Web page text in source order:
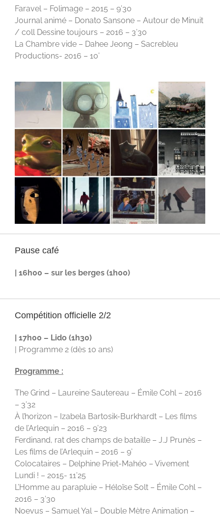
Faravel – Folimage – 2015 – 9’30
Journal animé – Donato Sansone – Autour de Minuit
/ coll Dessine toujours – 2016 – 3’30
La Chambre vide – Dahee Jeong – Sacrebleu
Productions- 2016 – 10’
Pause café
| 16h00 – sur les berges (1h00)
Compétition officielle 2/2
| 17h00 – Lido (1h30)
| Programme 2 (dès 10 ans)
Programme :
The Grind – Laureine Sautereau – Émile Cohl – 2016
– 3’32
À l’horizon – Izabela Bartosik-Burkhardt – Les films
de l’Arlequin – 2016 – 9’23
Ferdinand, rat des champs de bataille – J.J Prunès –
Les films de l’Arlequin – 2016 – 9’
Colocataires – Delphine Priet-Mahéo – Vivement
Lundi ! – 2015- 11’25
L’Homme au parapluie – Héloïse Solt – Émile Cohl –
2016 – 3’30
Noevus – Samuel Yal – Double Mètre Animation –